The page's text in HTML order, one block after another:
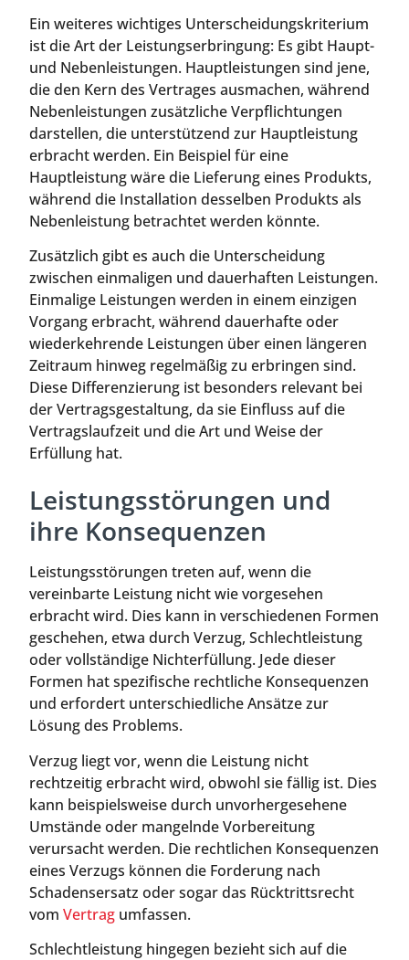
Ein weiteres wichtiges Unterscheidungskriterium
ist die Art der Leistungserbringung: Es gibt Haupt-
und Nebenleistungen. Hauptleistungen sind jene,
die den Kern des Vertrages ausmachen, während
Nebenleistungen zusätzliche Verpflichtungen
darstellen, die unterstützend zur Hauptleistung
erbracht werden. Ein Beispiel für eine
Hauptleistung wäre die Lieferung eines Produkts,
während die Installation desselben Produkts als
Nebenleistung betrachtet werden könnte.
Zusätzlich gibt es auch die Unterscheidung
zwischen einmaligen und dauerhaften Leistungen.
Einmalige Leistungen werden in einem einzigen
Vorgang erbracht, während dauerhafte oder
wiederkehrende Leistungen über einen längeren
Zeitraum hinweg regelmäßig zu erbringen sind.
Diese Differenzierung ist besonders relevant bei
der Vertragsgestaltung, da sie Einfluss auf die
Vertragslaufzeit und die Art und Weise der
Erfüllung hat.
Leistungsstörungen und
ihre Konsequenzen
Leistungsstörungen treten auf, wenn die
vereinbarte Leistung nicht wie vorgesehen
erbracht wird. Dies kann in verschiedenen Formen
geschehen, etwa durch Verzug, Schlechtleistung
oder vollständige Nichterfüllung. Jede dieser
Formen hat spezifische rechtliche Konsequenzen
und erfordert unterschiedliche Ansätze zur
Lösung des Problems.
Verzug liegt vor, wenn die Leistung nicht
rechtzeitig erbracht wird, obwohl sie fällig ist. Dies
kann beispielsweise durch unvorhergesehene
Umstände oder mangelnde Vorbereitung
verursacht werden. Die rechtlichen Konsequenzen
eines Verzugs können die Forderung nach
Schadensersatz oder sogar das Rücktrittsrecht
vom Vertrag umfassen.
Schlechtleistung hingegen bezieht sich auf die